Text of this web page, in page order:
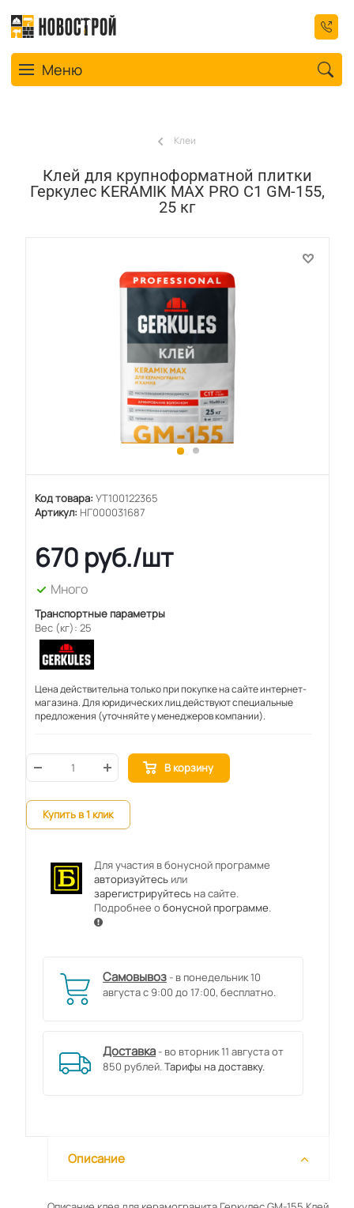
Toggle navigation
Меню
Клеи
Клей для крупноформатной плитки
Геркулес KERAMIK MAX PRO С1 GM-155,
25 кг
Код товара: УТ100122365
Артикул: НГ000031687
670 руб./шт
Много
Транспортные параметры
Вес (кг): 25
Цена действительна только при покупке на сайте интернет-
магазина. Для юридических лиц действуют специальные
предложения (уточняйте у менеджеров компании).
В корзину
Купить в 1 клик
Для участия в бонусной программе
авторизуйтесьили
зарегистрируйтесьна сайте.
Подробнее обонусной программе.
Самовывоз - в понедельник 10
августа с 9:00 до 17:00, бесплатно.
Доставка - во вторник 11 августа от
850 рублей.Тарифы на доставку.
Описание